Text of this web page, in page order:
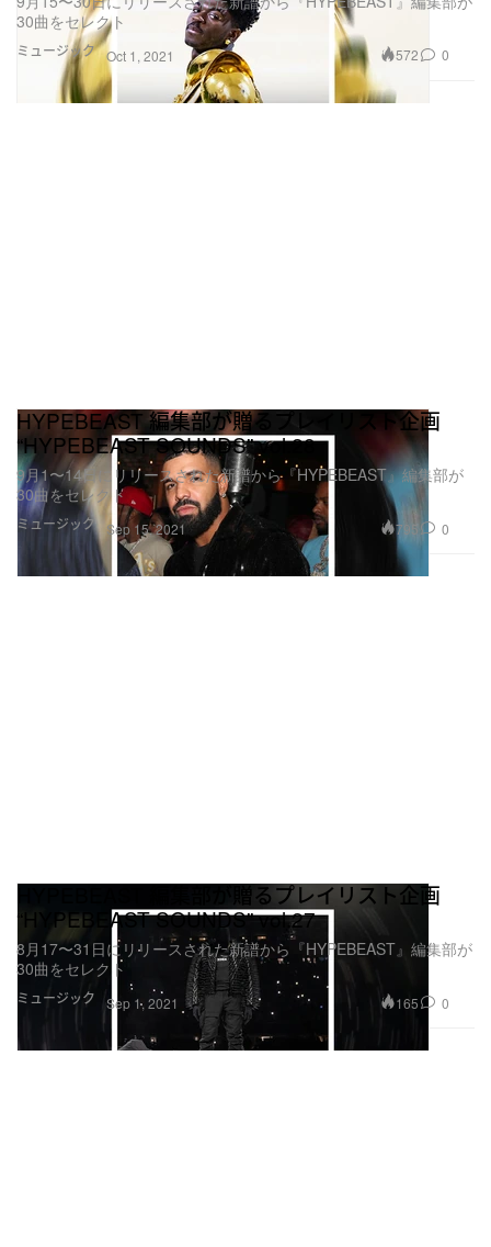
ミュージック
30曲をセレクト
Oct 1, 2021 572 0
ミュージック
HYPEBEAST 編集部が贈るプレイリスト企画
“HYPEBEAST SOUNDS” vol.28
9月1〜14日にリリースされた新譜から『HYPEBEAST』編集部が
30曲をセレクト
Sep 15, 2021 795 0
ミュージック
HYPEBEAST 編集部が贈るプレイリスト企画
“HYPEBEAST SOUNDS” vol.27
8月17〜31日にリリースされた新譜から『HYPEBEAST』編集部が
30曲をセレクト
Sep 1, 2021 165 0